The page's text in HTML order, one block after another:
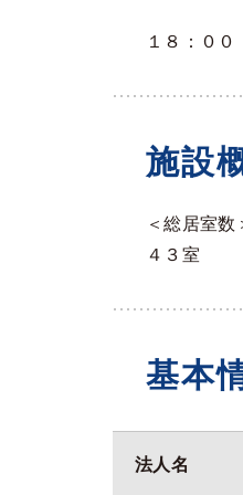
１８：０
施設
＜総居室数
４３室
基本
法人名